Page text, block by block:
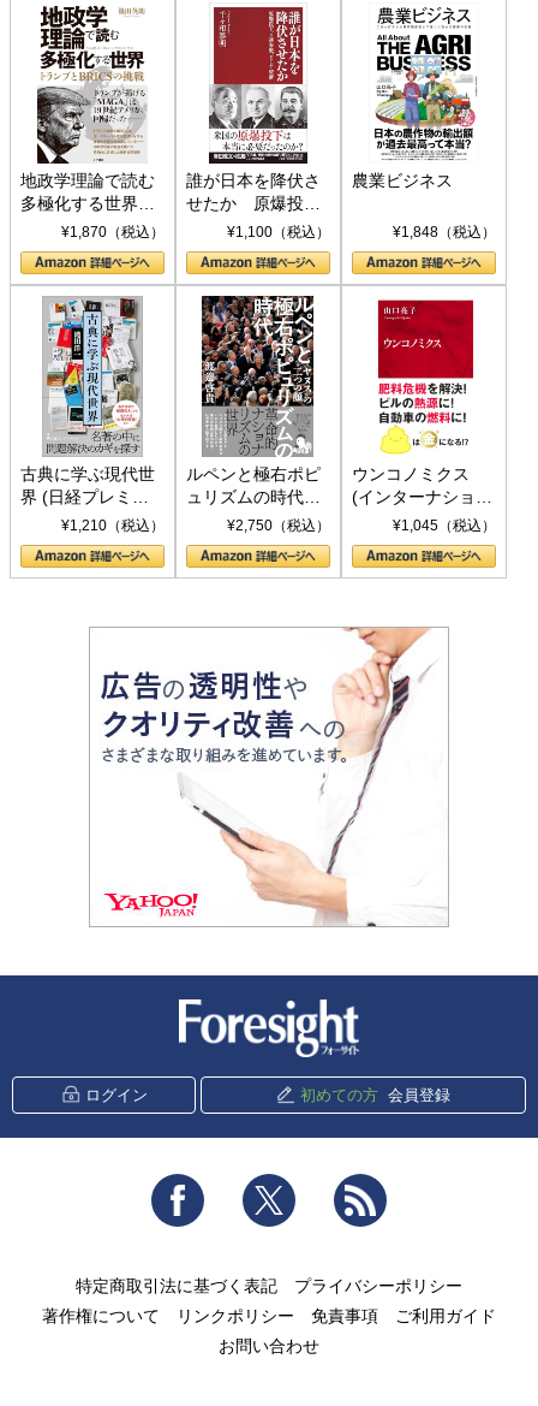
地政学理論で読む
多極化する世界：
トランプとBRICS
の挑戦
¥1,870（税込）
誰が日本を降伏さ
せたか 原爆投
下、ソ連参戦、そ
して聖断 (PHP新
書)
¥1,100（税込）
農業ビジネス
¥1,848（税込）
古典に学ぶ現代世
界 (日経プレミア
シリーズ)¥1,210（税込）
ルペンと極右ポピ
ュリズムの時代：
〈ヤヌス〉の二つ
の顔
¥2,750（税込）
ウンコノミクス
(インターナショナ
ル新書)¥1,045（税込）
ログイン 初めての方 会員登録
Facebook Twitter
特定商取引法に基づく表記
プライバシーポリシー
著作権について
リンクポリシー 免責事項
ご利用ガイド
お問い合わせ